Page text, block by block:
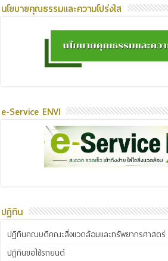
นโยบายคุณธรรมและความโปร่งใส
e-Service ENVI
ปฏิทิน
ปฏิทินคณบดีคณะสิ่งแวดล้อมและทรัพยากรศาสตร์
ปฏิทินขอใช้รถยนต์